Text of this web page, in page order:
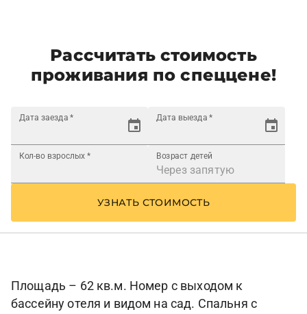
Рассчитать стоимость
проживания по спеццене!
Дата заезда * Дата выезда *
Кол-во взрослых * Возраст детей
УЗНАТЬ СТОИМОСТЬ
Площадь – 62 кв.м. Номер с выходом к
бассейну отеля и видом на сад. Спальня с